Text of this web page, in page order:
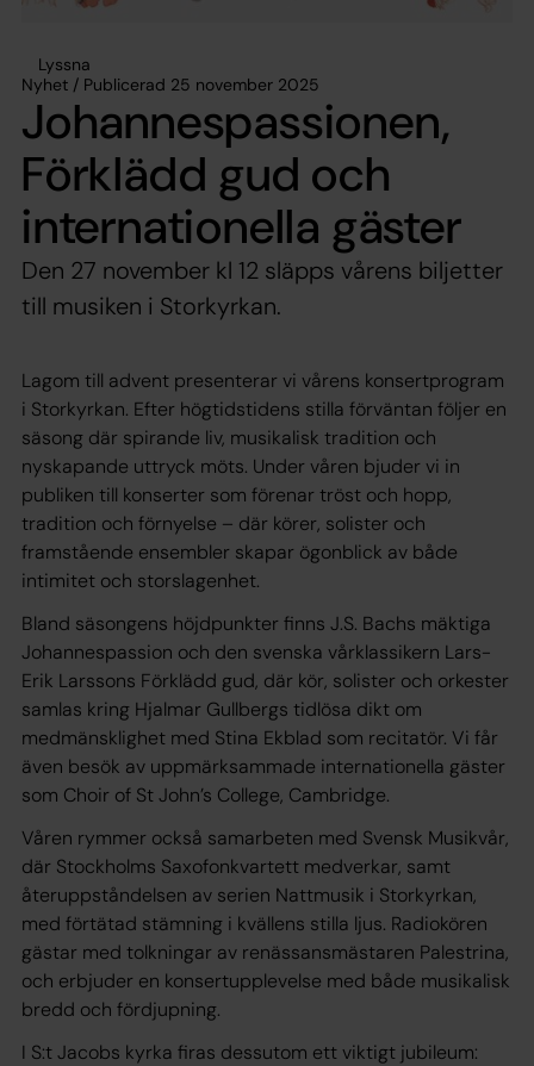
Lyssna
Nyhet / Publicerad 25 november 2025
Johannespassionen,
Förklädd gud och
internationella gäster
Den 27 november kl 12 släpps vårens biljetter
till musiken i Storkyrkan.
Lagom till advent presenterar vi vårens konsertprogram
i Storkyrkan. Efter högtidstidens stilla förväntan följer en
säsong där spirande liv, musikalisk tradition och
nyskapande uttryck möts. Under våren bjuder vi in
publiken till konserter som förenar tröst och hopp,
tradition och förnyelse – där körer, solister och
framstående ensembler skapar ögonblick av både
intimitet och storslagenhet.
Bland säsongens höjdpunkter finns J.S. Bachs mäktiga
Johannespassion och den svenska vårklassikern Lars-
Erik Larssons Förklädd gud, där kör, solister och orkester
samlas kring Hjalmar Gullbergs tidlösa dikt om
medmänsklighet med Stina Ekblad som recitatör. Vi får
även besök av uppmärksammade internationella gäster
som Choir of St John’s College, Cambridge.
Våren rymmer också samarbeten med Svensk Musikvår,
där Stockholms Saxofonkvartett medverkar, samt
återuppståndelsen av serien Nattmusik i Storkyrkan,
med förtätad stämning i kvällens stilla ljus. Radiokören
gästar med tolkningar av renässansmästaren Palestrina,
och erbjuder en konsertupplevelse med både musikalisk
bredd och fördjupning.
I S:t Jacobs kyrka firas dessutom ett viktigt jubileum: